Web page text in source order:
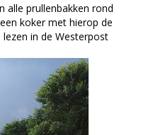
alle prullenbakken rond
koker met hierop de
lezen in de Westerpost